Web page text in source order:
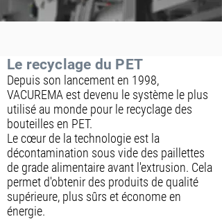
Le recyclage du PET
Depuis son lancement en 1998,
VACUREMA est devenu le système le plus
utilisé au monde pour le recyclage des
bouteilles en PET.
Le cœur de la technologie est la
décontamination sous vide des paillettes
de grade alimentaire avant l'extrusion. Cela
permet d'obtenir des produits de qualité
supérieure, plus sûrs et économe en
énergie.